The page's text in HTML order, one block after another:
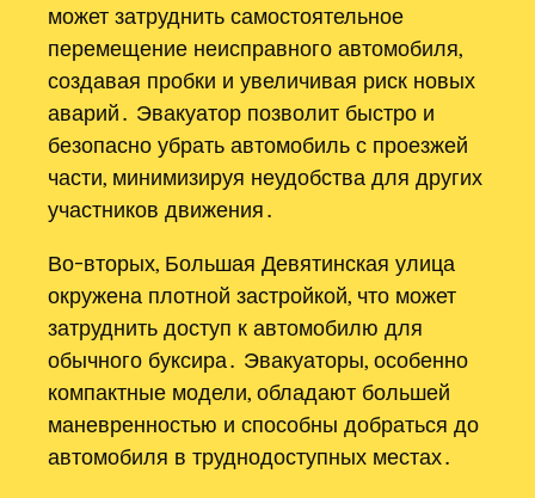
может затруднить самостоятельное
перемещение неисправного автомобиля,
создавая пробки и увеличивая риск новых
аварий․ Эвакуатор позволит быстро и
безопасно убрать автомобиль с проезжей
части, минимизируя неудобства для других
участников движения․
Во-вторых, Большая Девятинская улица
окружена плотной застройкой, что может
затруднить доступ к автомобилю для
обычного буксира․ Эвакуаторы, особенно
компактные модели, обладают большей
маневренностью и способны добраться до
автомобиля в труднодоступных местах․